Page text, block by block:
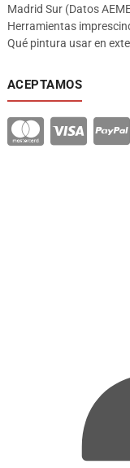
Madrid Sur (Datos
Herramientas
Qué pintura usar en
ACEPTAMOS